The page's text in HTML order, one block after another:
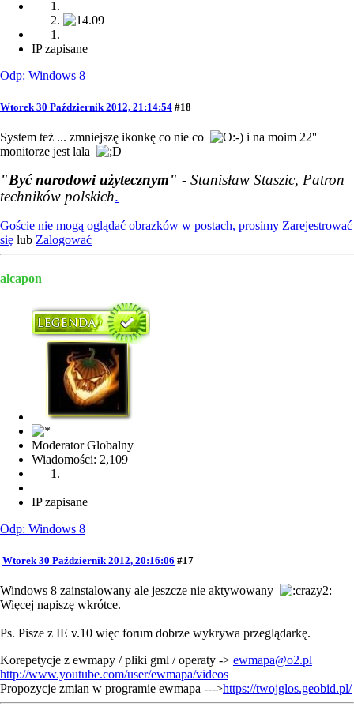
IP zapisane
Odp: Windows 8
Wtorek 30 Październik 2012, 21:14:54 #18
System też ... zmniejszę ikonkę co nie co
i na moim 22''
monitorze jest lala
"Być narodowi użytecznym" - Stanisław Staszic, Patron
techników polskich.
Goście nie mogą oglądać obrazków w postach, prosimy Zarejestrować
się lub Zalogować
alcapon
Moderator Globalny
Wiadomości: 2,109
IP zapisane
Odp: Windows 8
Wtorek 30 Październik 2012, 20:16:06 #17
Windows 8 zainstalowany ale jeszcze nie aktywowany
Więcej napiszę wkrótce.
Ps. Pisze z IE v.10 więc forum dobrze wykrywa przeglądarkę.
Korepetycje z ewmapy / pliki gml / operaty -> ewmapa@o2.pl
http://www.youtube.com/user/ewmapa/videos
Propozycje zmian w programie ewmapa --->https://twojglos.geobid.pl/